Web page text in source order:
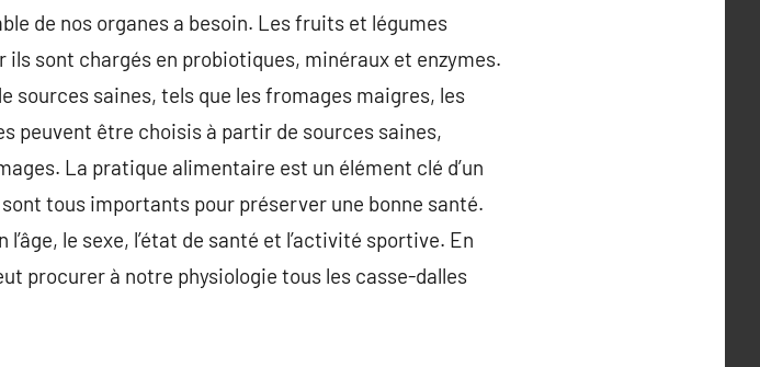
de nos organes a besoin. Les fruits et légumes
sont chargés en probiotiques, minéraux et enzymes.
saines, tels que les fromages maigres, les
peuvent être choisis à partir de sources saines,
La pratique alimentaire est un élément clé d’un
tous importants pour préserver une bonne santé.
le sexe, l’état de santé et l’activité sportive. En
procurer à notre physiologie tous les casse-dalles